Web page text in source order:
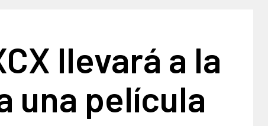
llevará a la
una película